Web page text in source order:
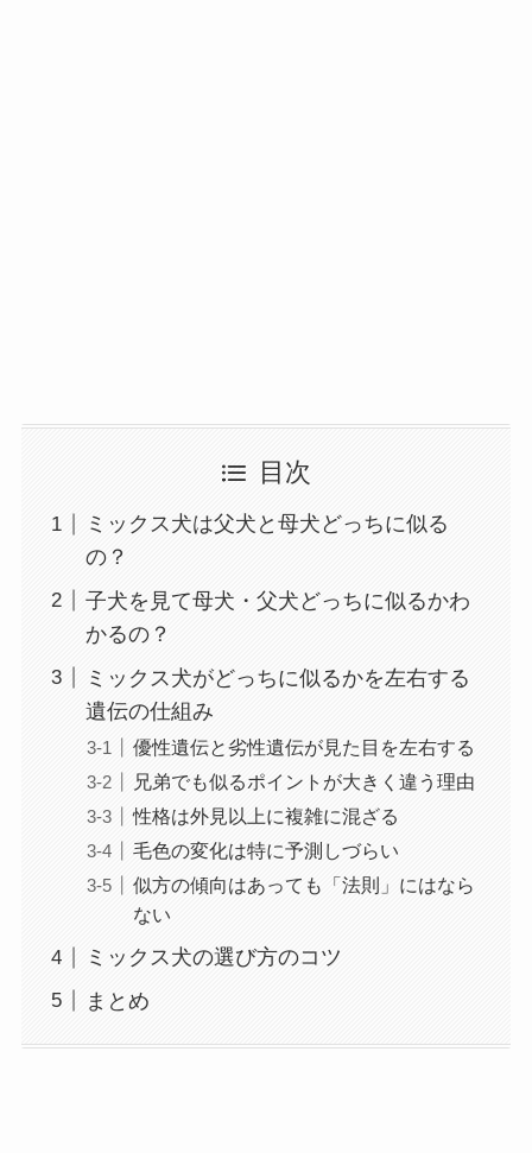
目次
ミックス犬は父犬と母犬どっちに似る
の？
子犬を見て母犬・父犬どっちに似るかわ
かるの？
ミックス犬がどっちに似るかを左右する
遺伝の仕組み
優性遺伝と劣性遺伝が見た目を左右する
兄弟でも似るポイントが大きく違う理由
性格は外見以上に複雑に混ざる
毛色の変化は特に予測しづらい
似方の傾向はあっても「法則」にはなら
ない
ミックス犬の選び方のコツ
まとめ